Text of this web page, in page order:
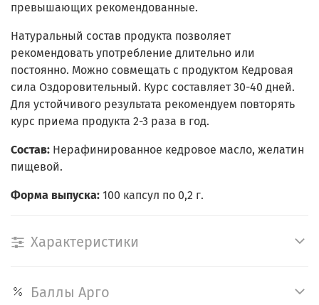
превышающих рекомендованные.
Натуральный состав продукта позволяет
рекомендовать употребление длительно или
постоянно. Можно совмещать с продуктом Кедровая
сила Оздоровительный. Курс составляет 30-40 дней.
Для устойчивого результата рекомендуем повторять
курс приема продукта 2-3 раза в год.
Состав: Нерафинированное кедровое масло, желатин
пищевой.
Форма выпуска: 100 капсул по 0,2 г.
Характеристики
Баллы Арго